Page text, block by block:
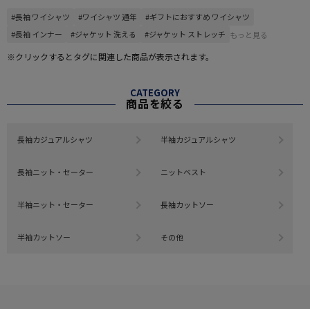
#長袖 ワイシャツ #ワイシャツ 通年
#ギフトにおすすめ ワイシャツ
#長袖 インナー
#ジャケット 洗える #ジャケット ストレッチ もっと見る
※クリックするとタグに関連した商品が表示されます。
CATEGORY
商品を絞る
長袖カジュアルシャツ 半袖カジュアルシャツ
長袖ニット・セーター ニットベスト
半袖ニット・セーター 長袖カットソー
半袖カットソー その他